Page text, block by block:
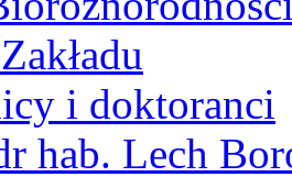
i doktoranci
hab. Lech